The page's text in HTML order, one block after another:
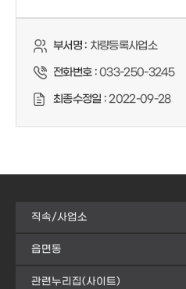
부서명 : 차량등록사업소
전화번호 :033-250-3245
최종수정일 :2022-09-28
직속/사업소
읍면동
관련누리집(사이트)